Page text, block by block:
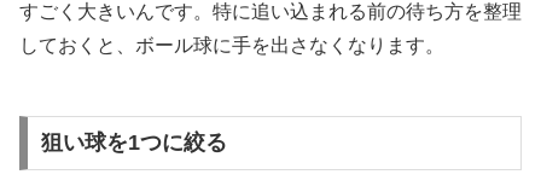
すごく大きいんです。特に追い込まれる前の待ち方を整理
しておくと、ボール球に手を出さなくなります。
狙い球を1つに絞る